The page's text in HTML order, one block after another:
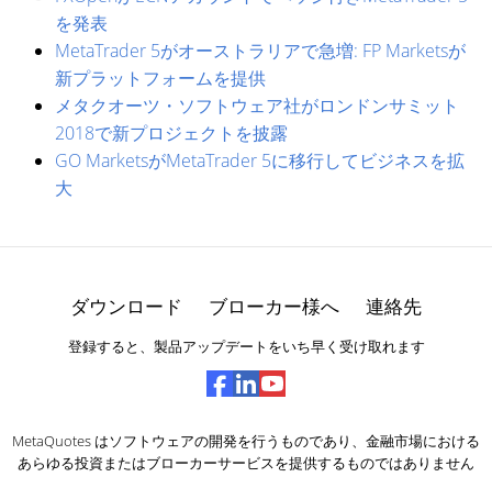
を発表
MetaTrader 5がオーストラリアで急増: FP Marketsが
新プラットフォームを提供
メタクオーツ・ソフトウェア社がロンドンサミット
2018で新プロジェクトを披露
GO MarketsがMetaTrader 5に移行してビジネスを拡
大
ダウンロード ブローカー様へ 連絡先
登録すると、製品アップデートをいち早く受け取れます
MetaQuotes はソフトウェアの開発を行うものであり、金融市場における
あらゆる投資またはブローカーサービスを提供するものではありません